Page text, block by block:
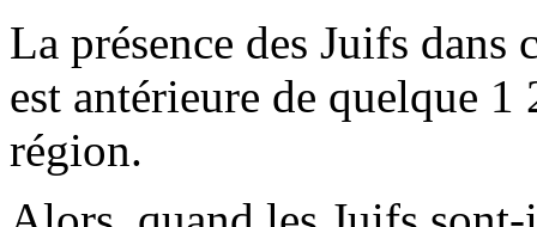
La présence des Juifs
est antérieure de quelque 1
région.